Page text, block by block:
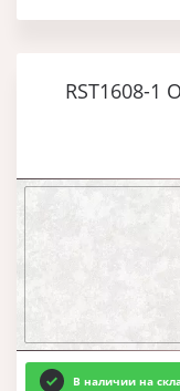
RST1608-1
В наличии на